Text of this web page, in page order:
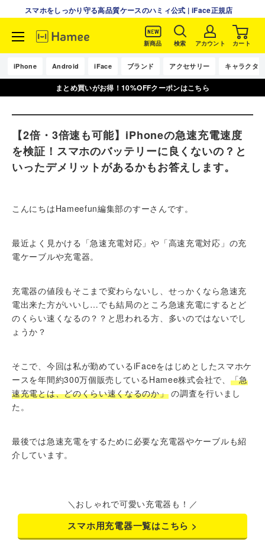
コ
テ
スマホをしっかり守る高品質ケースのハミィ公式 | iFace正規店
新商品 検索 アカウント カート
iPhone Android iFace ブランド アクセサリー キャラクター
まとめ買いがお得！10%OFFクーポンはこちら
【2倍・3倍速も可能】iPhoneの急速充電速度
を検証！スマホのバッテリーに良くないの？と
いったデメリットがあるかもお答えします。
こんにちはHameefun編集部のすーさんです。
最近よく見かける「急速充電対応」や「高速充電対応」の充
電ケーブルや充電器。
充電器の値段もそこまで変わらないし、せっかくなら急速充
電出来た方がいいし…でも結局のところ急速充電にするとど
のくらい速くなるの？？と思われる方、多いのではないでし
ょうか？
そこで、今回は私が勤めているiFaceをはじめとしたスマホケ
ースを年間約300万個販売しているHamee株式会社で、 「急
速充電とは、どのくらい速くなるのか」の調査を行いまし
た。
最後では急速充電をするために必要な充電器やケーブルも紹
介しています。
＼おしゃれで可愛い充電器も！／
スマホ用充電器一覧はこちら >